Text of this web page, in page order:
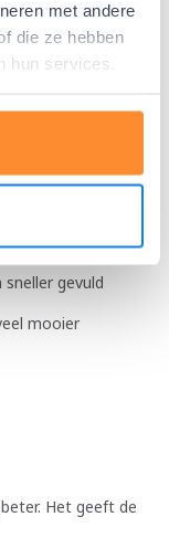
met andere
die ze hebben
hun services.
is beter!
gevonden, met
gevuld
mooier
Het geeft de